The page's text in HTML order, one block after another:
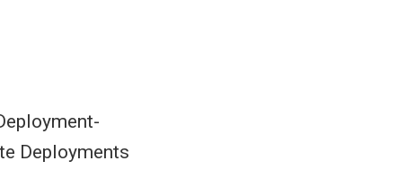
Deployments